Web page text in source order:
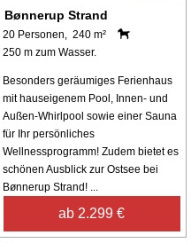
Bønnerup Strand
20 Personen, 240 m²
250 m zum Wasser.
Besonders geräumiges Ferienhaus
mit hauseigenem Pool, Innen- und
Außen-Whirlpool sowie einer Sauna
für Ihr persönliches
Wellnessprogramm! Zudem bietet es
schönen Ausblick zur Ostsee bei
Bønnerup Strand! ...
ab 2.299 €